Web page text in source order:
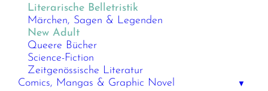
Literarische Belletristik
Märchen, Sagen & Legenden
New Adult
Queere Bücher
Science-Fiction
Zeitgenössische Literatur
Comics, Mangas & Graphic Novel
▼